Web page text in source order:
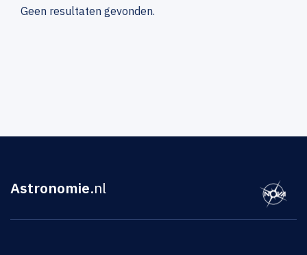
Geen resultaten gevonden.
Astronomie.nl